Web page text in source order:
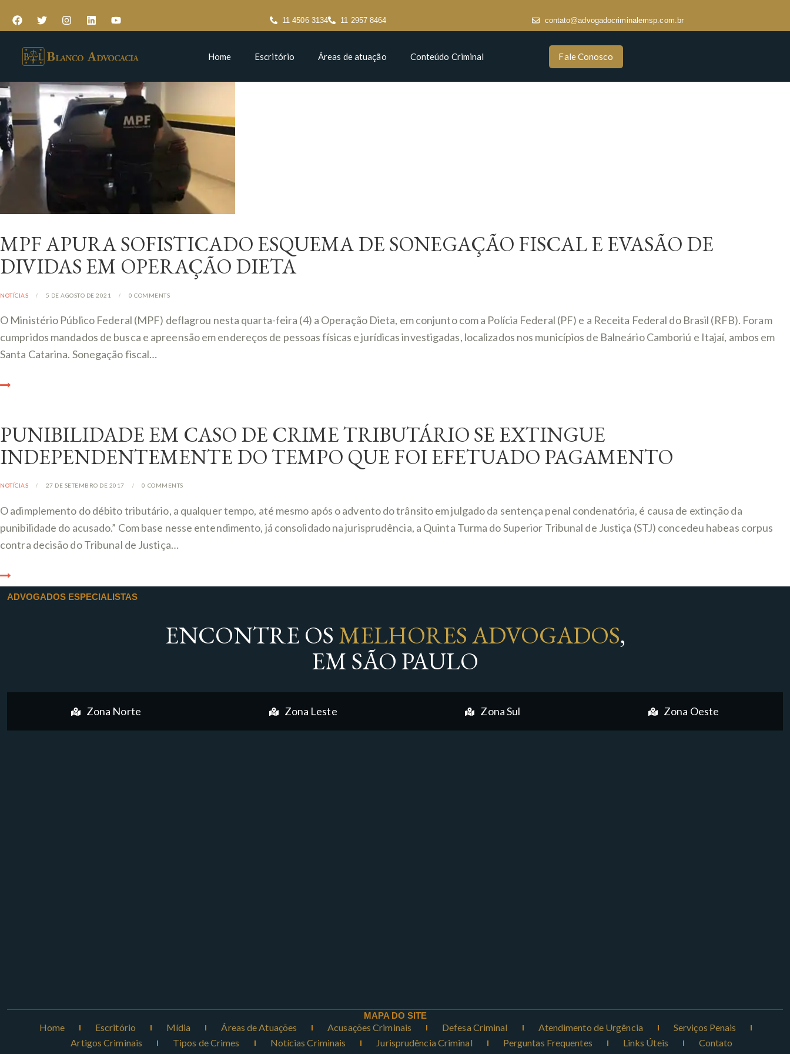
11 4506 3134 11 2957 8464 contato@advogadocriminalemsp.com.br
Home Escritório Áreas de atuação Conteúdo Criminal Fale Conosco
MPF APURA SOFISTICADO ESQUEMA DE SONEGAÇÃO FISCAL E EVASÃO DE
DIVIDAS EM OPERAÇÃO DIETA
NOTÍCIAS 5 DE AGOSTO DE 2021 0 COMMENTS
O Ministério Público Federal (MPF) deflagrou nesta quarta-feira (4) a Operação Dieta, em conjunto com a Polícia Federal (PF) e a Receita Federal do Brasil (RFB). Foram
cumpridos mandados de busca e apreensão em endereços de pessoas físicas e jurídicas investigadas, localizados nos municípios de Balneário Camboriú e Itajaí, ambos em
Santa Catarina. Sonegação fiscal…
PUNIBILIDADE EM CASO DE CRIME TRIBUTÁRIO SE EXTINGUE
INDEPENDENTEMENTE DO TEMPO QUE FOI EFETUADO PAGAMENTO
NOTÍCIAS 27 DE SETEMBRO DE 2017 0 COMMENTS
O adimplemento do débito tributário, a qualquer tempo, até mesmo após o advento do trânsito em julgado da sentença penal condenatória, é causa de extinção da
punibilidade do acusado.” Com base nesse entendimento, já consolidado na jurisprudência, a Quinta Turma do Superior Tribunal de Justiça (STJ) concedeu habeas corpus
contra decisão do Tribunal de Justiça…
ADVOGADOS ESPECIALISTAS
ENCONTRE OS MELHORES ADVOGADOS,
EM SÃO PAULO
Zona Norte Zona Leste Zona Sul Zona Oeste
MAPA DO SITE
Home Escritório Mídia Áreas de Atuações Acusações Criminais Defesa Criminal Atendimento de Urgência
Serviços Penais
Artigos Criminais
Tipos de Crimes Notícias Criminais Jurisprudência Criminal Perguntas Frequentes Links Úteis Contato